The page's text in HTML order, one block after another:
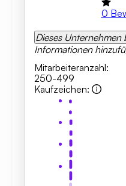
0
Dieses Unternehmen
Informationen
Mitarbeiteranzahl:
250-499
Kaufzeichen: